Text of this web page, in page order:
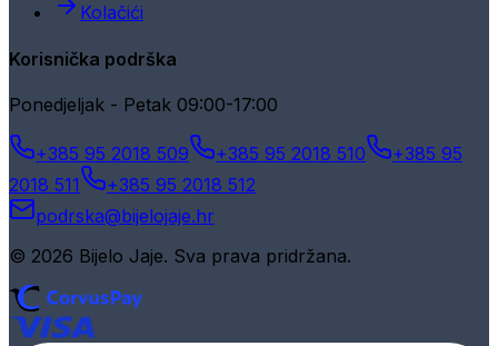
Kolačići
Korisnička podrška
Ponedjeljak - Petak 09:00-17:00
+385 95 2018 509 +385 95 2018 510
+385 95
2018 511
+385 95 2018 512
podrska@bijelojaje.hr
© 2026 Bijelo Jaje. Sva prava pridržana.